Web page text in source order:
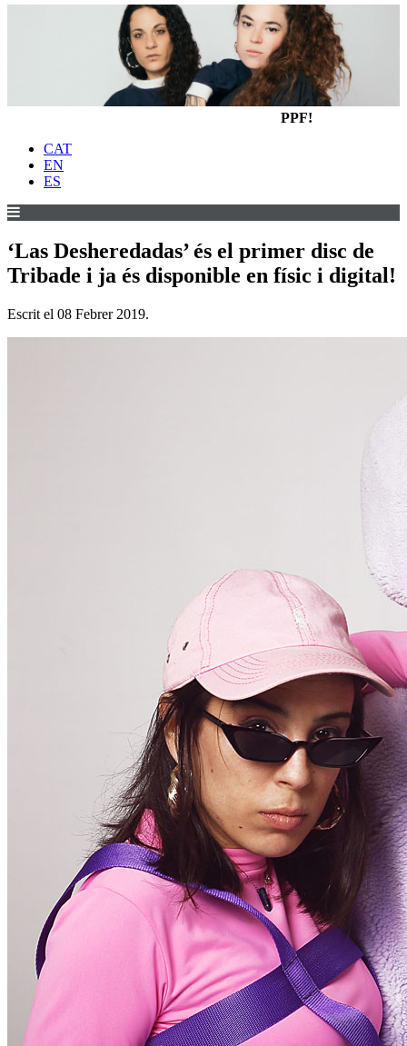
PPF!
CAT
EN
ES
‘Las Desheredadas’ és el primer disc de
Tribade i ja és disponible en físic i digital!
Escrit el 08 Febrer 2019.